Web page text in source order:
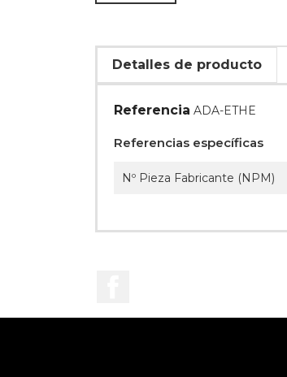
Detalles de producto
Referencia ADA-ETHE
Referencias específicas
Nº Pieza Fabricante (NPM)